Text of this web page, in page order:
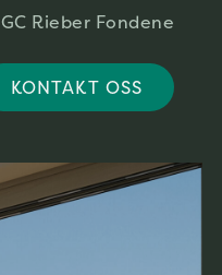
GC Rieber Fondene
KONTAKT OSS